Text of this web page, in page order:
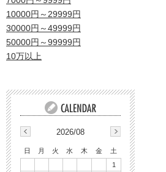
10000円～29999円
30000円～49999円
50000円～99999円
10万以上
2026/08
日 月 火 水 木 金
土
1